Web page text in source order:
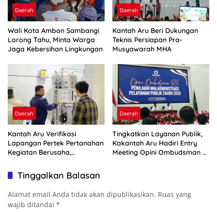
Daerah
Wali Kota Ambon Sambangi
Lorong Tahu, Minta Warga
Jaga Kebersihan Lingkungan
Daerah
Kantah Aru Beri Dukungan
Teknis Persiapan Pra-
Musyawarah MHA
Daerah
Kantah Aru Verifikasi
Lapangan Pertek Pertanahan
Kegiatan Berusaha,
Daerah
Tingkatkan Layanan Publik,
Kakantah Aru Hadiri Entry
Meeting Opini Ombudsman RI
Tinggalkan Balasan
Alamat email Anda tidak akan dipublikasikan. Ruas yang
wajib ditandai *